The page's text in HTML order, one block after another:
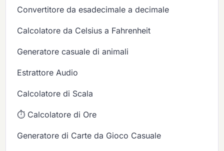
Convertitore da esadecimale a decimale
Calcolatore da Celsius a Fahrenheit
Generatore casuale di animali
Estrattore Audio
Calcolatore di Scala
⏱️ Calcolatore di Ore
Generatore di Carte da Gioco Casuale